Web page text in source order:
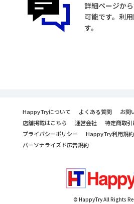
詳細ページか
可能です。利
す。
HappyTryについて よくある質問
お問
店舗掲載はこちら
運営会社
特定商取
プライバシーポリシー
HappyTry利用規約
パーソナライズド広告規約
© HappyTry All Rights